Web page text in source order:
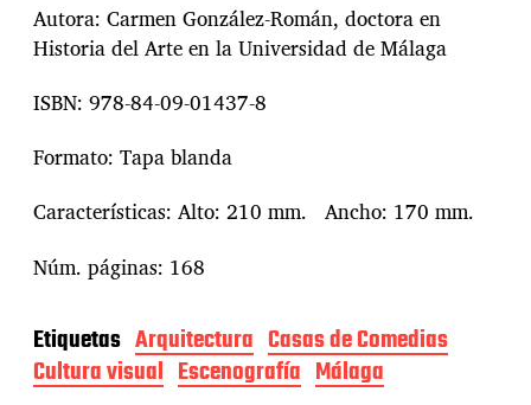
Autora: Carmen González-Román, doctora en
Historia del Arte en la Universidad de Málaga
ISBN: 978-84-09-01437-8
Formato: Tapa blanda
Características: Alto: 210 mm. Ancho: 170 mm.
Núm. páginas: 168
Etiquetas Arquitectura Casas de Comedias
Cultura visual Escenografía Málaga